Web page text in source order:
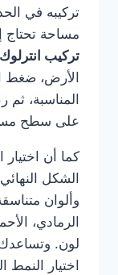
تركيبه في
مساحة تحتاج
تركيب
الأرض، ضغط
المناسبة،
على سطح
كما أن
الشكل
وألوان
الرمادي،
لون.
اختيار النمط